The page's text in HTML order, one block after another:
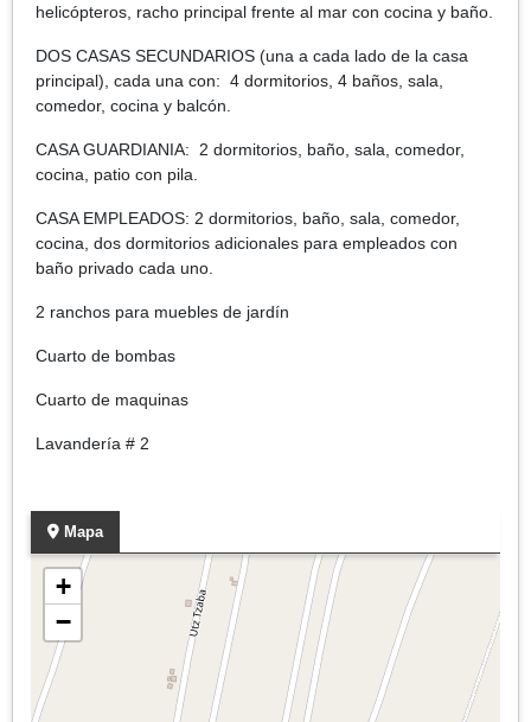
helicópteros, racho principal frente al mar con cocina y baño.
DOS CASAS SECUNDARIOS (una a cada lado de la casa
principal), cada una con: 4 dormitorios, 4 baños, sala,
comedor, cocina y balcón.
CASA GUARDIANIA: 2 dormitorios, baño, sala, comedor,
cocina, patio con pila.
CASA EMPLEADOS: 2 dormitorios, baño, sala, comedor,
cocina, dos dormitorios adicionales para empleados con
baño privado cada uno.
2 ranchos para muebles de jardín
Cuarto de bombas
Cuarto de maquinas
Lavandería # 2
Mapa
+
−